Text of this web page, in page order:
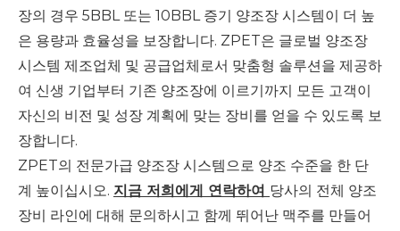
장의 경우 5BBL 또는 10BBL 증기 양조장 시스템이 더 높
은 용량과 효율성을 보장합니다. ZPET은 글로벌 양조장
시스템 제조업체 및 공급업체로서 맞춤형 솔루션을 제공하
여 신생 기업부터 기존 양조장에 이르기까지 모든 고객이
자신의 비전 및 성장 계획에 맞는 장비를 얻을 수 있도록 보
장합니다.
ZPET의 전문가급 양조장 시스템으로 양조 수준을 한 단
계 높이십시오. 지금 저희에게 연락하여 당사의 전체 양조
장비 라인에 대해 문의하시고 함께 뛰어난 맥주를 만들어